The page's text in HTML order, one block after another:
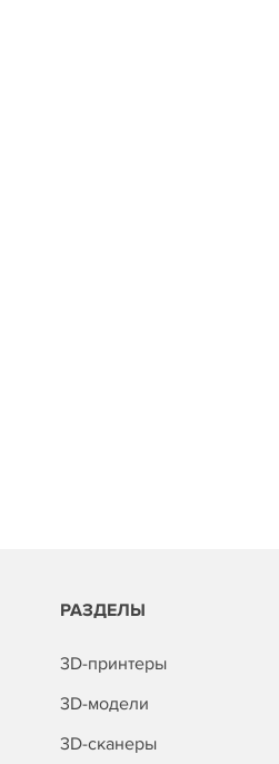
РАЗДЕЛЫ
3D-принтеры
3D-модели
3D-сканеры